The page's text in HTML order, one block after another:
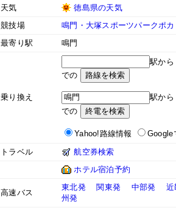
天気
徳島県の天気
競技場
鳴門・大塚スポーツパークポ
最寄り駅
鳴門
乗り換え
駅か
での
駅か
での
Yahoo!路線情報
Google
トラベル
航空券検索
ホテル宿泊予約
高速バス
東北発 関東発 中部発
近
州発